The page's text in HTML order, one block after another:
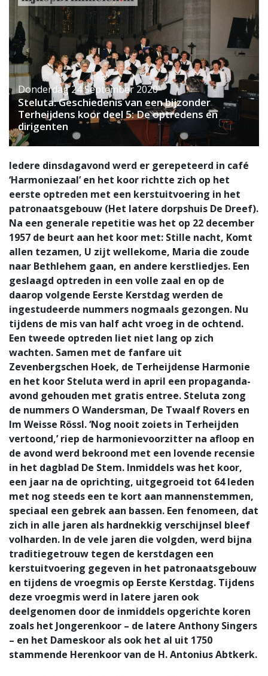
Donderdag 24 September 2020
Steluta: Geschiedenis van een bijzonder
Terheijdens koor deel 5: De optredens en
dirigenten
Iedere dinsdagavond werd er gerepeteerd in café
‘Harmoniezaal’ en het koor richtte zich op het
eerste optreden met een kerstuitvoering in het
patronaatsgebouw (Het latere dorpshuis De Dreef).
Na een generale repetitie was het op 22 december
1957 de beurt aan het koor met: Stille nacht, Komt
allen tezamen, U zijt wellekome, Maria die zoude
naar Bethlehem gaan, en andere kerstliedjes. Een
geslaagd optreden in een volle zaal en op de
daarop volgende Eerste Kerstdag werden de
ingestudeerde nummers nogmaals gezongen. Nu
tijdens de mis van half acht vroeg in de ochtend.
Een tweede optreden liet niet lang op zich
wachten. Samen met de fanfare uit
Zevenbergschen Hoek, de Terheijdense Harmonie
en het koor Steluta werd in april een propaganda-
avond gehouden met gratis entree. Steluta zong
de nummers O Wandersman, De Twaalf Rovers en
Im Weisse Rössl. ‘Nog nooit zoiets in Terheijden
vertoond,’ riep de harmonievoorzitter na afloop en
de avond werd bekroond met een lovende recensie
in het dagblad De Stem. Inmiddels was het koor,
een jaar na de oprichting, uitgegroeid tot 64 leden
met nog steeds een te kort aan mannenstemmen,
speciaal een gebrek aan bassen. Een fenomeen, dat
zich in alle jaren als hardnekkig verschijnsel bleef
volharden. In de vele jaren die volgden, werd bijna
traditiegetrouw tegen de kerstdagen een
kerstuitvoering gegeven in het patronaatsgebouw
en tijdens de vroegmis op Eerste Kerstdag. Tijdens
deze vroegmis werd in latere jaren ook
deelgenomen door de inmiddels opgerichte koren
zoals het Jongerenkoor – de latere Anthony Singers
– en het Dameskoor als ook het al uit 1750
stammende Herenkoor van de H. Antonius Abtkerk.